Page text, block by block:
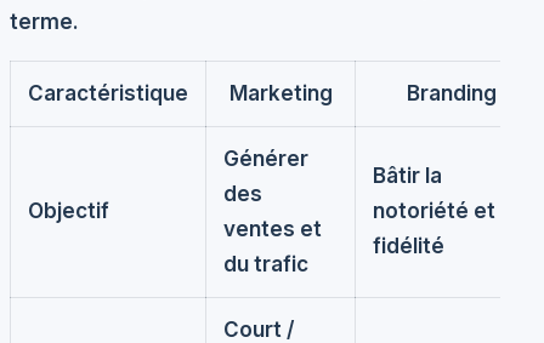
terme.
Caractéristique Marketing Branding
Objectif
Générer
des
ventes et
du trafic
Bâtir la
notoriété et la
fidélité
Court /